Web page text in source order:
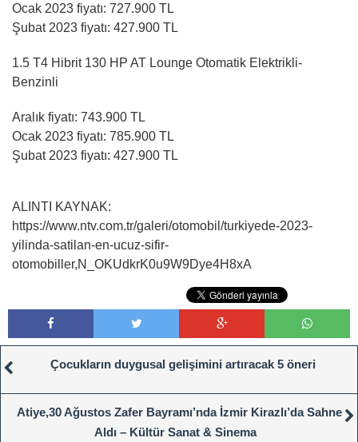
Ocak 2023 fiyatı: 727.900 TL
Şubat 2023 fiyatı: 427.900 TL
1.5 T4 Hibrit 130 HP AT Lounge Otomatik Elektrikli-
Benzinli
Aralık fiyatı: 743.900 TL
Ocak 2023 fiyatı: 785.900 TL
Şubat 2023 fiyatı: 427.900 TL
ALINTI KAYNAK:
https://www.ntv.com.tr/galeri/otomobil/turkiyede-2023-
yilinda-satilan-en-ucuz-sifir-
otomobiller,N_OKUdkrK0u9W9Dye4H8xA
Çocukların duygusal gelişimini artıracak 5 öneri
Atiye,30 Ağustos Zafer Bayramı’nda İzmir Kirazlı’da Sahne
Aldı – Kültür Sanat & Sinema